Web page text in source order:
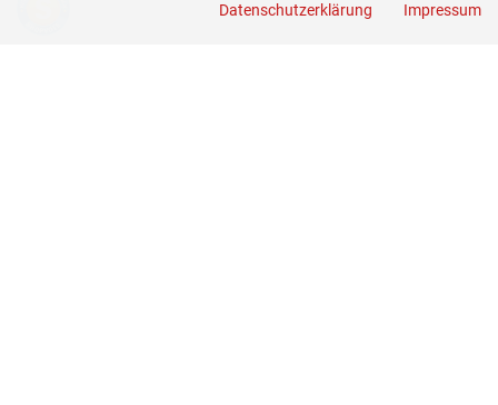
Datenschutzerklärung Impressum